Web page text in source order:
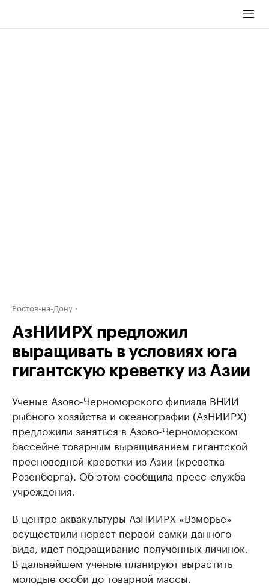
Ростов-на-Дону
АзНИИРХ предложил
выращивать в условиях юга
гигантскую креветку из Азии
Ученые Азово-Черноморского филиала ВНИИ
рыбного хозяйства и океанографии (АзНИИРХ)
предложили заняться в Азово-Черноморском
бассейне товарным выращиванием гигантской
пресноводной креветки из Азии (креветка
Розенберга). Об этом сообщила пресс-служба
учреждения.
В центре аквакультуры АзНИИРХ «Взморье»
осуществили нерест первой самки данного
вида, идет подращивание полученных личинок.
В дальнейшем ученые планируют вырастить
молодые особи до товарной массы.